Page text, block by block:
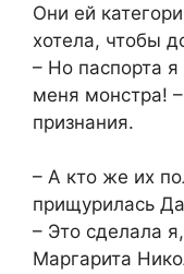
Они ей
хотела, чтобы
– Но паспорта
меня монстра!
признания.
– А кто же их
прищурилась
– Это сделала
Маргарита